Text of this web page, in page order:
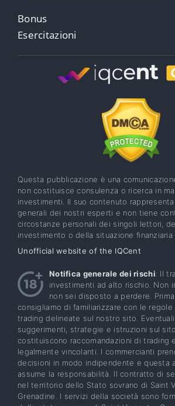
Bonus
Esercitazioni
Questa pubblicazione è una
non costituisce consulenza o ricerca in
investimenti. Il suo contenuto
generali dei nostri esperti e non tiene
circostanze personali dei singoli lettori,
investimento o della situazione finanziaria
Unofficial website of the IQCent
Notifica generale dei rischi: Il
investimenti ad alto rischio. Non
non sei disposto a perdere.
consigliamo di familiarizzare con le
trading delineate sul nostro sito. Eventuali
suggerimenti, strategie e istruzioni sul
costituiscono raccomandazioni di trading
legalmente vincolanti. I commercianti
decisioni in modo indipendente e questa
assume la responsabilità. Il contratto di
nel territorio dello Stato sovrano di Saint
Grenadine. I servizi della società sono